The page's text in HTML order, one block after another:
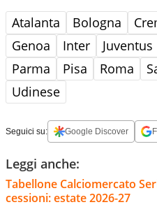
Atalanta Bologna
Genoa
Inter Juventus
Parma
Pisa Roma
Udinese
Seguici su: Google Discover
Leggi anche:
Tabellone Calciomercato
cessioni: estate 2026-27